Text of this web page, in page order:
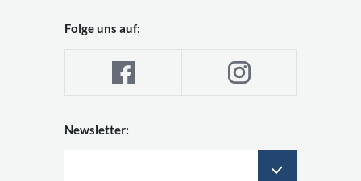
Folge uns auf:
Newsletter: